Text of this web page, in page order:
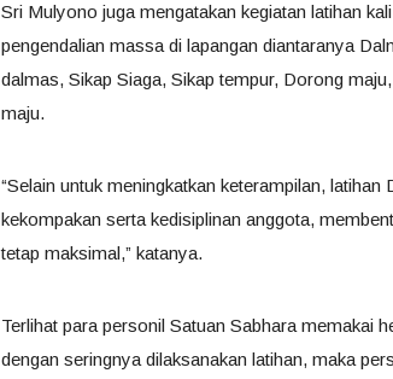
Sri Mulyono juga mengatakan kegiatan latihan
pengendalian massa di lapangan diantaranya
dalmas, Sikap Siaga, Sikap tempur, Dorong
maju.
“Selain untuk meningkatkan keterampilan,
kekompakan serta kedisiplinan anggota,
tetap maksimal,” katanya.
Terlihat para personil Satuan Sabhara memakai
dengan seringnya dilaksanakan latihan, maka